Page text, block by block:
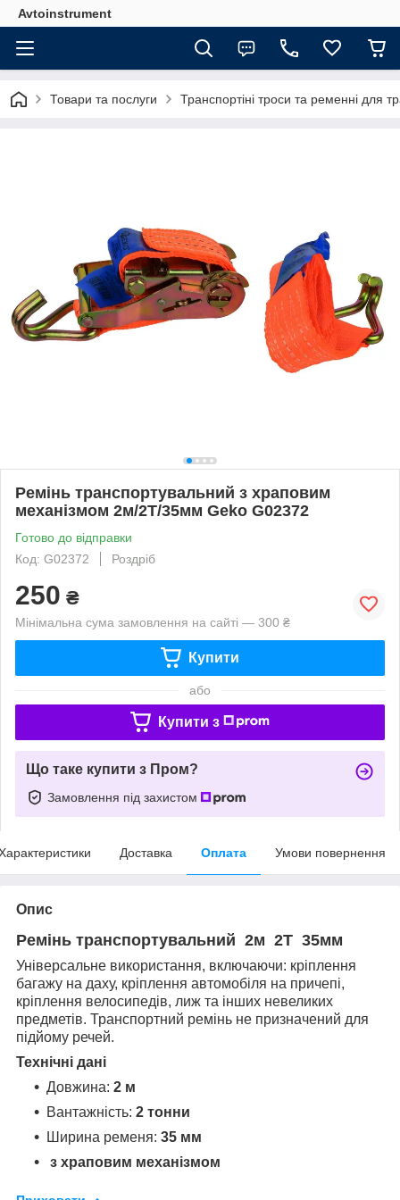
Avtoinstrument
Товари та послуги Транспортіні троси та ременні для
Ремінь транспортувальний з храповим
механізмом 2м/2Т/35мм Geko G02372
Готово до відправки
Код: G02372
Роздріб
250 ₴
Мінімальна сума замовлення на сайті — 300 ₴
Купити
або
Купити з
Що таке купити з Пром?
Замовлення під захистом
Доставка Оплата Умови повернення
Опис
Ремінь транспортувальний 2м 2Т 35мм
Універсальне використання, включаючи: кріплення
багажу на даху, кріплення автомобіля на причепі,
кріплення велосипедів, лиж та інших невеликих
предметів. Транспортний ремінь не призначений для
підйому речей.
Технічні дані
Довжина: 2 м
Вантажність: 2 тонни
Ширина ременя: 35 мм
з храповим механізмом